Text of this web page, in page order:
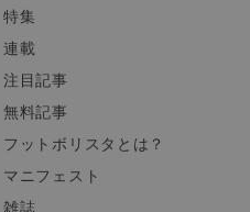
特集
連載
注目記事
無料記事
フットボリスタとは？
マニフェスト